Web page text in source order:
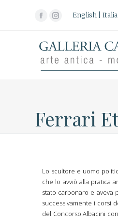
Facebook
page
opens
in
new
Instagram
page
opens
in
new
English
Ferrari
Lo scultore e uomo
che lo avviò alla pratica
stato carbonaro e aveva
successivamente i corsi
del Concorso Albacini